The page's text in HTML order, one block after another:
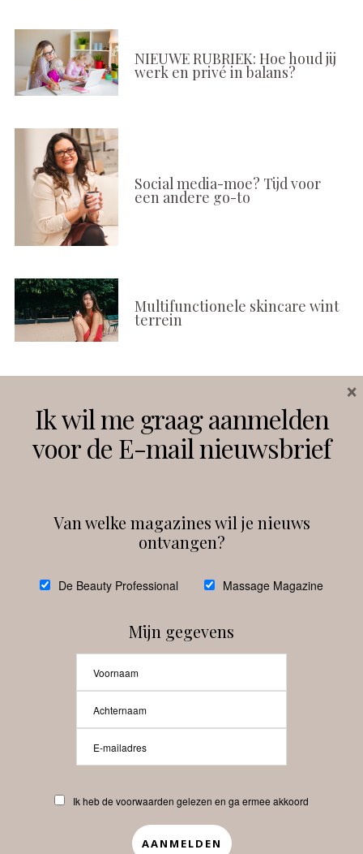
NIEUWE RUBRIEK: Hoe houd jij
werk en privé in balans?
Social media-moe? Tijd voor
een andere go-to
Multifunctionele skincare wint
terrein
Instagram Facebook
debeautyprofessional
Beauty-Pro.nl
Abonneren Contact
APP
Ik wil me graag aanmelden
voor de E-mail nieuwsbrief
Van welke magazines wil je nieuws
ontvangen?
De Beauty Professional Massage Magazine
Mijn gegevens
Ik heb de voorwaarden gelezen en ga ermee akkoord
×